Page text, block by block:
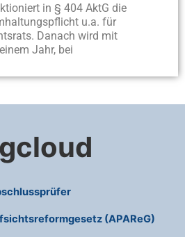
in § 404 AktG die
u.a. für
Danach wird mit
Jahr, bei
(APAReG)